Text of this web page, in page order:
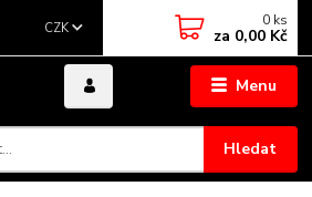
Menu
CZK
Hledat
0 ks
za 0,00 Kč